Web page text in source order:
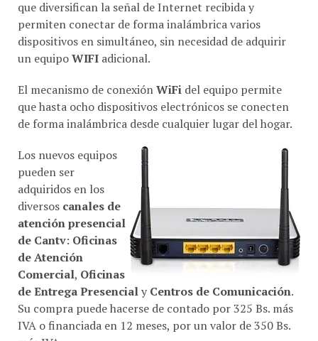
permiten conectar de forma inalámbrica varios
dispositivos en simultáneo, sin necesidad de adquirir
un equipoWIFIadicional.
que hasta ocho dispositivos electrónicos se conecten
de forma inalámbrica desde cualquier lugar del hogar.
pueden ser
adquiridos en los
diversoscanales de
atención presencial
de Cantv:Oficinas
de Atención
Comercial,Oficinas
de Entrega Presencial
Centros de Comunicación
Su compra puede hacerse de contado por 325 Bs. más
IVA o financiada en 12 meses, por un valor de 350 Bs.
más IVA.